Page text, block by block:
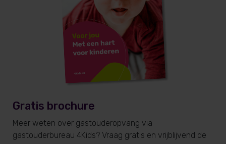
Gratis brochure
Meer weten over gastouderopvang via
gastouderbureau 4Kids? Vraag gratis en vrijblijvend de